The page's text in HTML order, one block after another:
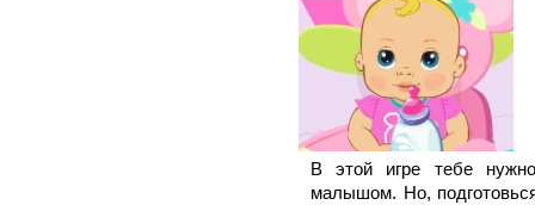
В этой игре тебе
малышом. Но,